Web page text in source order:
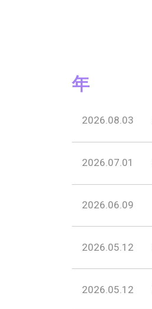
年
2026.08.03
2026.07.01
2026.06.09
2026.05.12
2026.05.12